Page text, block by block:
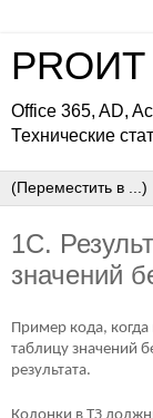
PROИТ
Office 365, AD,
Технические
1С.
значений
Пример кода, когда
таблицу значений
результата.